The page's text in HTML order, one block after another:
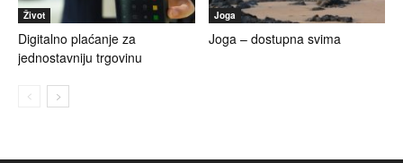
Život
Digitalno plaćanje za
jednostavniju trgovinu
Joga
Joga – dostupna svima